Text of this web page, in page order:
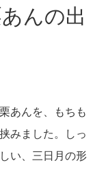
んの出
あんを、もちも
みました。しっ
い、三日月の形